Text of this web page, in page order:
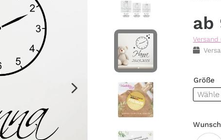
Versand
Größe